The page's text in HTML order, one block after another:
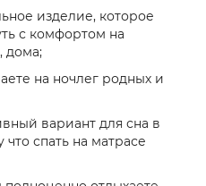
изделие, которое
с комфортом на
дома;
на ночлег родных и
вариант для сна в
спать на матрасе